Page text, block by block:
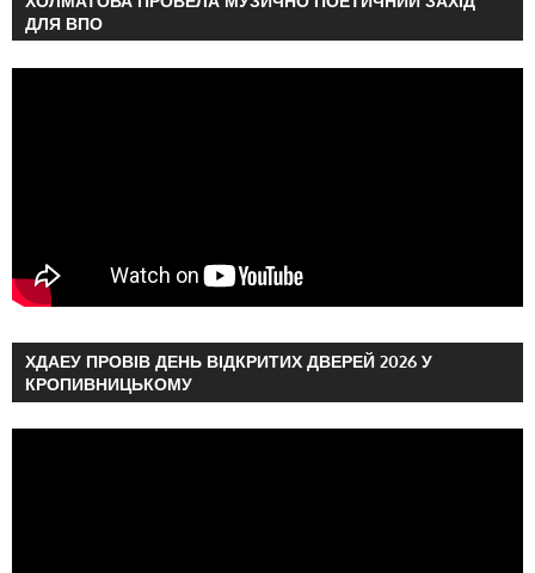
ДЛЯ ВПО
ХДАЕУ ПРОВІВ ДЕНЬ ВІДКРИТИХ ДВЕРЕЙ 2026 У
КРОПИВНИЦЬКОМУ